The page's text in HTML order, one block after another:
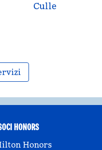
Culle
HONORS
Honors